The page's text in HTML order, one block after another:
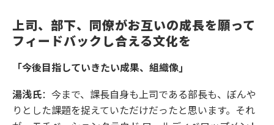
上司、部下、同僚がお互いの成長を願って
フィードバックし合える文化を
「今後目指していきたい成果、組織像」
湯浅氏：今まで、課長自身も上司である部長も、ぼんや
りとした課題を捉えていただけだったと思います。それ